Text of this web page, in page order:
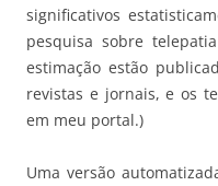
significativos
pesquisa sobre
estimação estão
revistas e jornais, e os
em meu portal.)
Uma versão